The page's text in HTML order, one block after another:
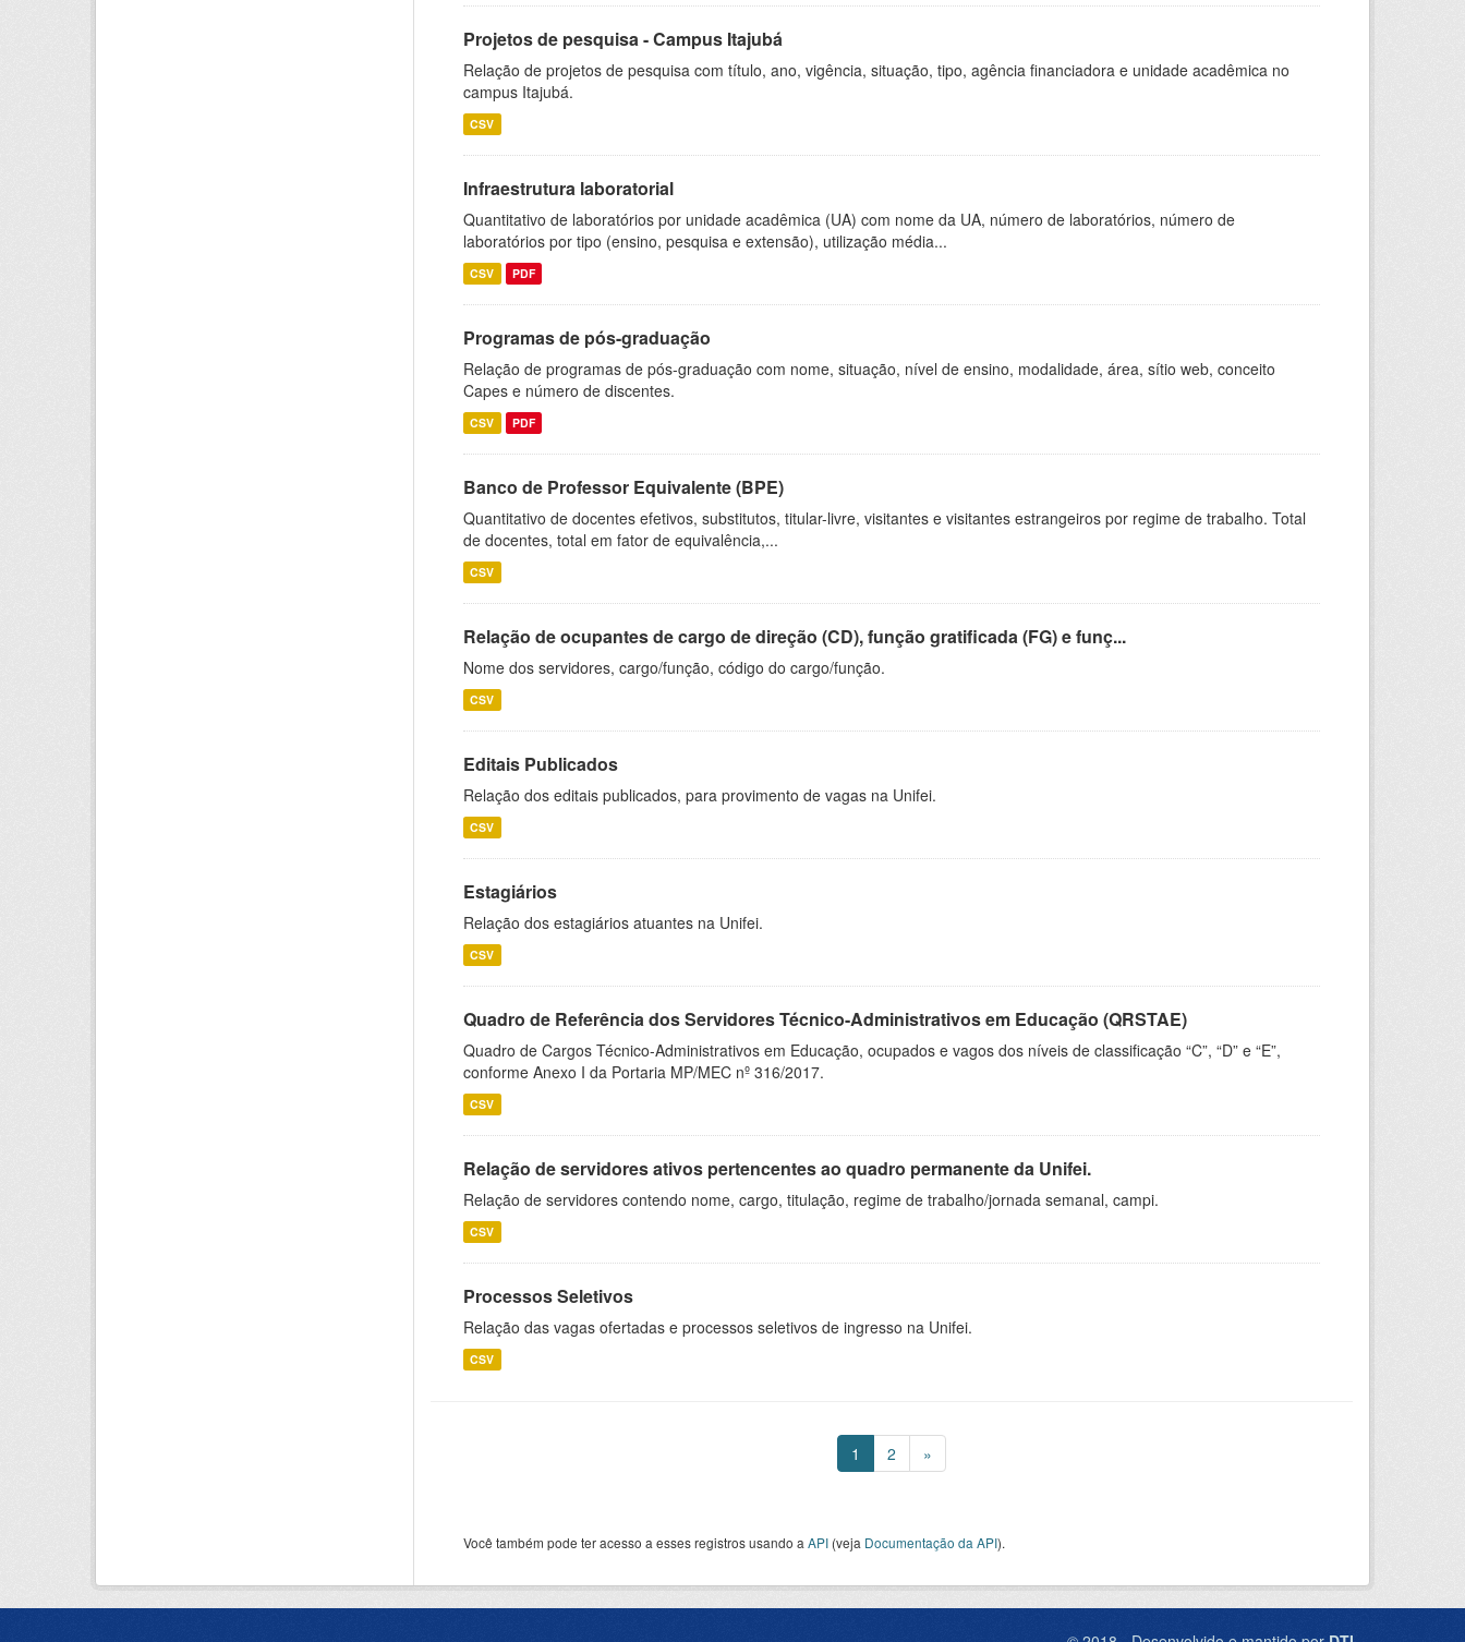
Projetos de pesquisa - Campus Itajubá
Relação de projetos de pesquisa com título, ano, vigência, situação, tipo, agência financiadora e unidade acadêmica no
campus Itajubá.
CSV
Infraestrutura laboratorial
Quantitativo de laboratórios por unidade acadêmica (UA) com nome da UA, número de laboratórios, número de
laboratórios por tipo (ensino, pesquisa e extensão), utilização média...
CSV PDF
Programas de pós-graduação
Relação de programas de pós-graduação com nome, situação, nível de ensino, modalidade, área, sítio web, conceito
Capes e número de discentes.
CSV PDF
Banco de Professor Equivalente (BPE)
Quantitativo de docentes efetivos, substitutos, titular-livre, visitantes e visitantes estrangeiros por regime de trabalho. Total
de docentes, total em fator de equivalência,...
CSV
Relação de ocupantes de cargo de direção (CD), função gratificada (FG) e funç...
Nome dos servidores, cargo/função, código do cargo/função.
CSV
Editais Publicados
Relação dos editais publicados, para provimento de vagas na Unifei.
CSV
Estagiários
Relação dos estagiários atuantes na Unifei.
CSV
Quadro de Referência dos Servidores Técnico-Administrativos em Educação (QRSTAE)
Quadro de Cargos Técnico-Administrativos em Educação, ocupados e vagos dos níveis de classificação “C”, “D” e “E”,
conforme Anexo I da Portaria MP/MEC nº 316/2017.
CSV
Relação de servidores ativos pertencentes ao quadro permanente da Unifei.
Relação de servidores contendo nome, cargo, titulação, regime de trabalho/jornada semanal, campi.
CSV
Processos Seletivos
Relação das vagas ofertadas e processos seletivos de ingresso na Unifei.
CSV
1 2 »
Você também pode ter acesso a esses registros usando a API (veja Documentação da API).